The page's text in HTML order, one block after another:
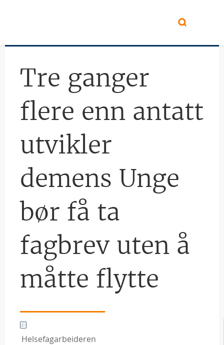
Tre ganger
flere enn antatt
utvikler
demens Unge
bør få ta
fagbrev uten å
måtte flytte
Helsefagarbeideren